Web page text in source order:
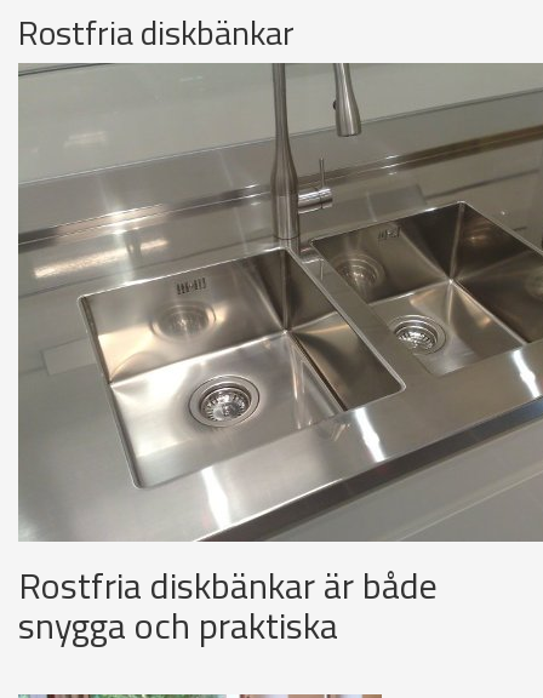
Rostfria diskbänkar
Rostfria diskbänkar är både
snygga och praktiska